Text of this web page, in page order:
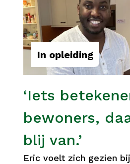
‘Iets
bewoners,
blij van.’
In opleiding
Eric voelt zich gezien